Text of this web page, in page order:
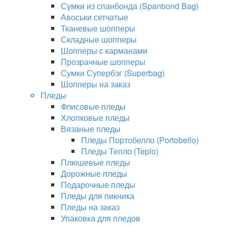
Сумки из спанбонда (Spanbond Bag)
Авоськи сетчатые
Тканевые шопперы
Складные шопперы
Шопперы с карманами
Прозрачные шопперы
Сумки Супербэг (Superbag)
Шопперы на заказ
Пледы
Флисовые пледы
Хлопковые пледы
Вязаные пледы
Пледы Портобелло (Portobello)
Пледы Тепло (Teplo)
Плюшевые пледы
Дорожные пледы
Подарочные пледы
Пледы для пикника
Пледы на заказ
Упаковка для пледов